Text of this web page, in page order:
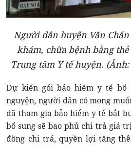
Người dân huyện Văn
khám, chữa bệnh bằng
Trung tâm Y tế huyện.
Dự kiến gói bảo hiểm y tế bổ
nguyện, người dân có mong
đã tham gia bảo hiểm y tế bắt
bổ sung sẽ bao phủ chi trả giá
đồng chi trả, quyền lợi tăng